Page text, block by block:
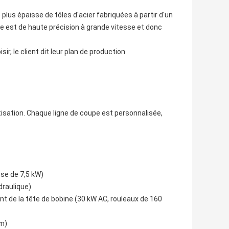
épaisse de tôles d'acier fabriquées à partir d'un
est de haute précision à grande vitesse et donc
le client dit leur plan de production
Chaque ligne de coupe est personnalisée,
de 7,5 kW)
de la tête de bobine (30 kW AC, rouleaux de 160